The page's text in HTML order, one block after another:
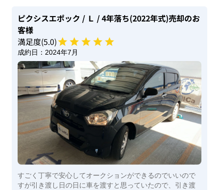
ピクシスエポック / Ｌ / 4年落ち(2022年式)売却のお
客様
満足度(5.0)
成約日： 2024年7月
すごく丁寧で安心してオークションができるのでいいので
すが引き渡し日の日に車を渡すと思っていたので、引き渡